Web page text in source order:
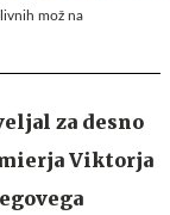
mož na
za desno
Viktorja